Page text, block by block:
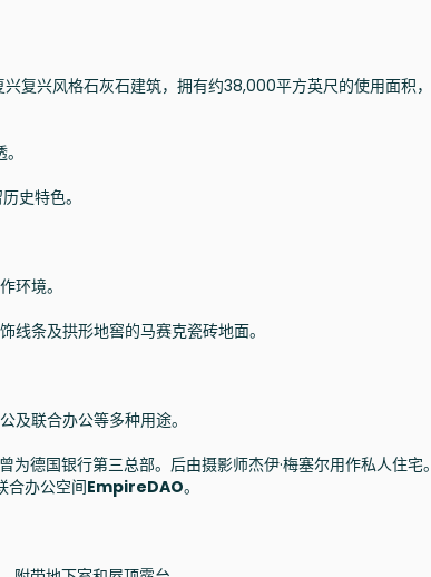
复兴风格石灰石建筑，拥有约38,000平方英尺的使用面积
史特色。
环境。
线条及拱形地窖的马赛克瓷砖地面。
及联合办公等多种用途。
为德国银行第三总部。后由摄影师杰伊·梅塞尔用作私人住宅
合办公空间EmpireDAO。